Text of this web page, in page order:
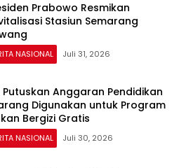
Prabowo Resmikan
Stasiun Semarang
NASIONAL Juli 31, 2026
Putuskan Anggaran Pendidikan
Digunakan untuk Program
Bergizi Gratis
NASIONAL Juli 30, 2026